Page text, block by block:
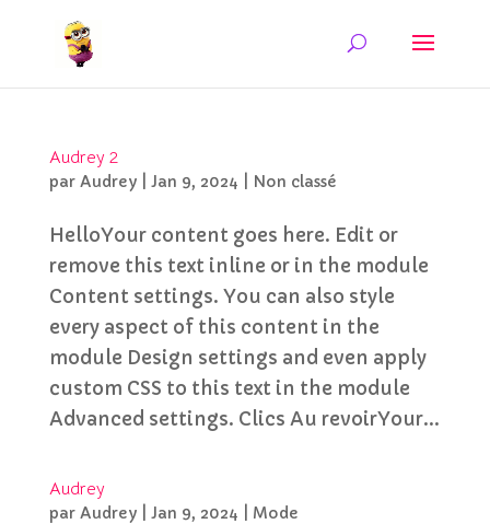
Audrey 2
par Audrey| Jan 9, 2024 Non classé
HelloYour content goes here. Edit or
remove this text inline or in the module
Content settings. You can also style
every aspect of this content in the
module Design settings and even apply
custom CSS to this text in the module
Advanced settings. Clics Au revoirYour...
Audrey
par Audrey| Jan 9, 2024 Mode